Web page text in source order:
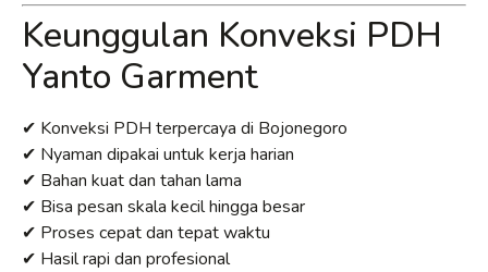
Keunggulan Konveksi PDH
Yanto Garment
✔ Konveksi PDH terpercaya di Bojonegoro
✔ Nyaman dipakai untuk kerja harian
✔ Bahan kuat dan tahan lama
✔ Bisa pesan skala kecil hingga besar
✔ Proses cepat dan tepat waktu
✔ Hasil rapi dan profesional